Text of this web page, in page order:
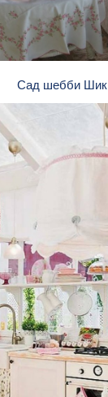
Сад шебби Шик